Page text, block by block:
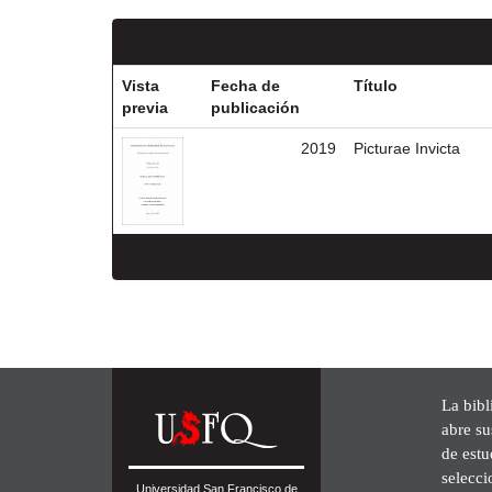
Vista
previa
Fecha de
publicación
Título
2019 Picturae Invicta
Universidad San Francisco de
La
abre
de